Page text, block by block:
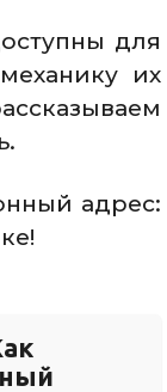
для
их
адрес: